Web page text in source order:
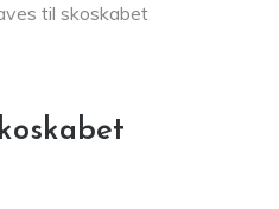
til skoskabet